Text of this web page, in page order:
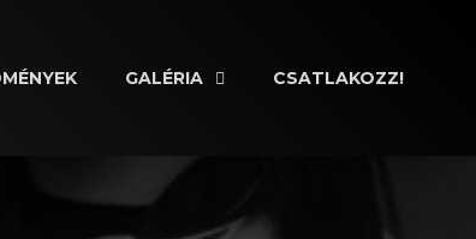
GALÉRIA CSATLAKOZZ!